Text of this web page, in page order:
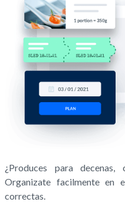
¿Produces para
Organizate facilmente en
correctas.